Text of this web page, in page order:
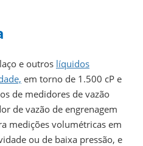
e outros líquidos
em torno de 1.500 cP e
de medidores de vazão
de vazão de engrenagem
medições volumétricas em
ou de baixa pressão, e